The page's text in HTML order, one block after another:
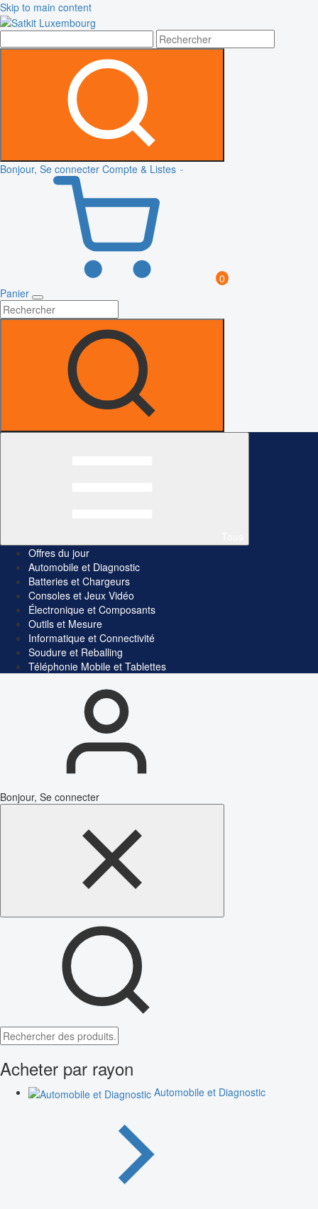
Skip to main content
Bonjour, Se connecter Compte & Listes
0
Panier
Offres du jour
Automobile et Diagnostic
Batteries et Chargeurs
Consoles et Jeux Vidéo
Électronique et Composants
Outils et Mesure
Informatique et Connectivité
Soudure et Reballing
Téléphonie Mobile et Tablettes
Bonjour, Se connecter
Acheter par rayon
Automobile et Diagnostic